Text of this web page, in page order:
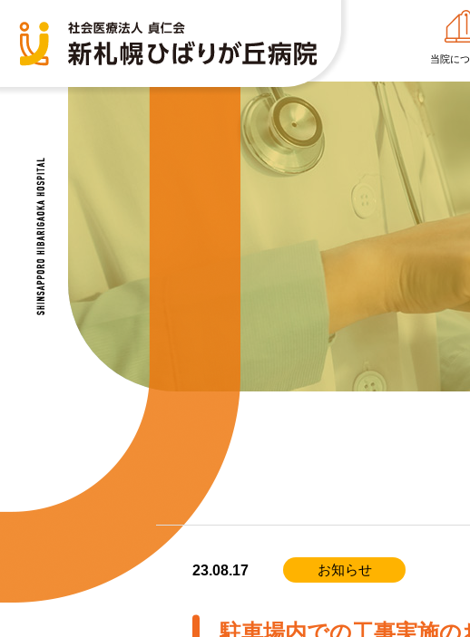
当院に
病院の概要
検査科
栄養科
薬剤部
地域医療支援
生活習慣病予防健診
人間ドック・
他健診
あおば内科クリニック 院長ご挨拶
23.08.17 お知らせ
駐車場内での工事実施の